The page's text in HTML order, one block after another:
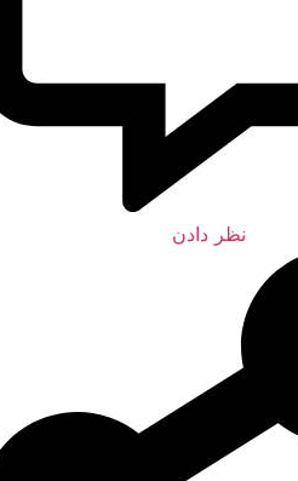
نظر دادن